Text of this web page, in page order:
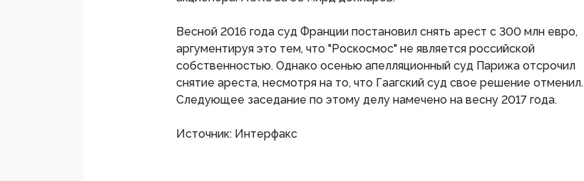
Весной 2016 года суд Франции постановил снять арест с 300 млн евро,
аргументируя это тем, что "Роскосмос" не является российской
собственностью. Однако осенью апелляционный суд Парижа отсрочил
снятие ареста, несмотря на то, что Гаагский суд свое решение отменил.
Следующее заседание по этому делу намечено на весну 2017 года.
Источник: Интерфакс